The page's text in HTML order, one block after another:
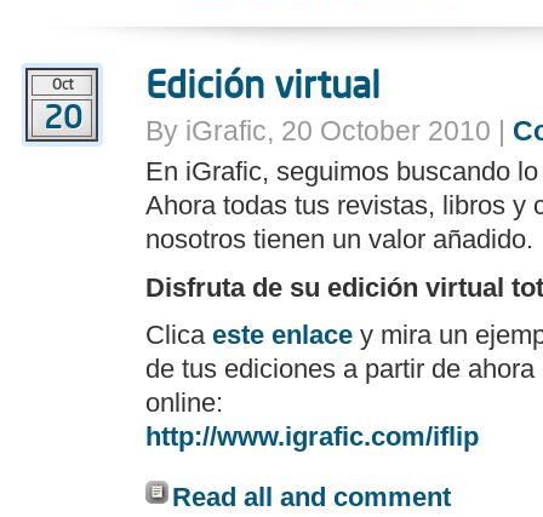
Oct
20
Edición virtual
By iGrafic, 20 October 2010 |
En iGrafic, seguimos buscando
Ahora todas tus revistas, libros y
nosotros tienen un valor añadido.
Disfruta de su edición virtual
Clica este enlace y mira un
de tus ediciones a partir de
online:
http://www.igrafic.com/iflip
Read all and comment